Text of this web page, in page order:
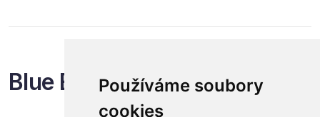
Používáme soubory
cookies
Blue Events